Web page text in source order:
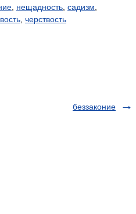
нещадность садизм
черствость
беззаконие